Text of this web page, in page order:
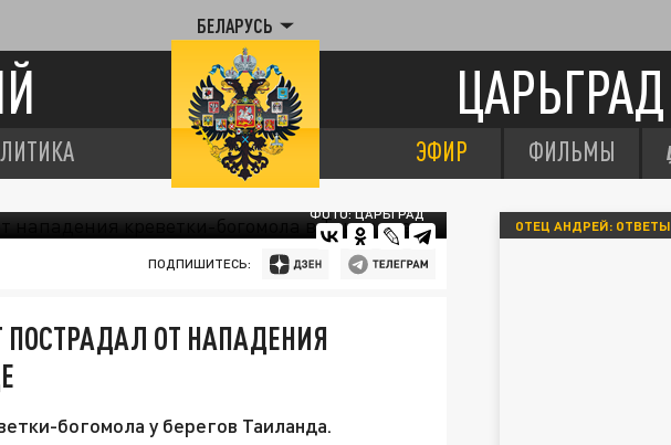
БЕЛАРУСЬ
ЦАРЬГРАД
ЭФИР ФИЛЬМЫ
ФОТО: ЦАРЬГРАД
ПОДПИШИТЕСЬ:
ПОСТРАДАЛ ОТ НАПАДЕНИЯ
богомола у берегов Таиланда.
ОТЕЦ АНДРЕЙ: ОТВЕТЫ